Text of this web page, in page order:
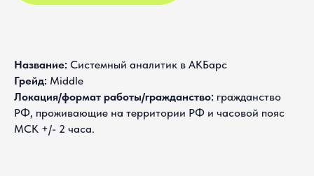
Название: Системный аналитик в АКБарс
Грейд: Middle
Локация/формат работы/гражданство: гражданство
РФ, проживающие на территории РФ и часовой пояс
МСК +/- 2 часа.